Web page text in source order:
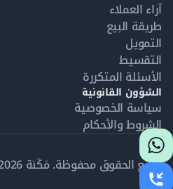
آراء العملاء
طريقة البيع
التمويل
التقسيط
الأسئلة المتكررة
الشؤون القانونية
سياسة الخصوصية
الشروط والأحكام
جميع الحقوق محفوظة. مَكَنة 2026